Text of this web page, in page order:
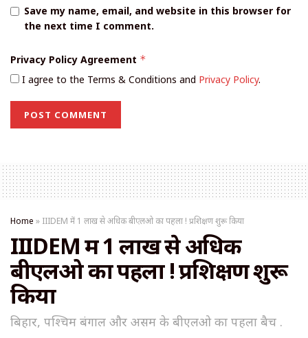
Save my name, email, and website in this browser for
the next time I comment.
Privacy Policy Agreement *
I agree to the Terms & Conditions and Privacy Policy.
Home » IIIDEM में 1 लाख से अधिक बीएलओ का पहला ! प्रशिक्षण शुरू किया
IIIDEM में 1 लाख से अधिक
बीएलओ का पहला ! प्रशिक्षण शुरू
किया
बिहार, पश्चिम बंगाल और असम के बीएलओ का पहला बैच .